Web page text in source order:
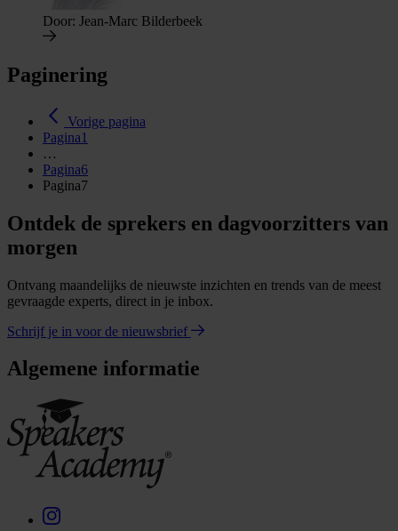
Door: Jean-Marc Bilderbeek
Paginering
Vorige pagina
Pagina1
…
Pagina6
Pagina7
Ontdek de sprekers en dagvoorzitters van
morgen
Ontvang maandelijks de nieuwste inzichten en trends van de meest
gevraagde experts, direct in je inbox.
Schrijf je in voor de nieuwsbrief
Algemene informatie